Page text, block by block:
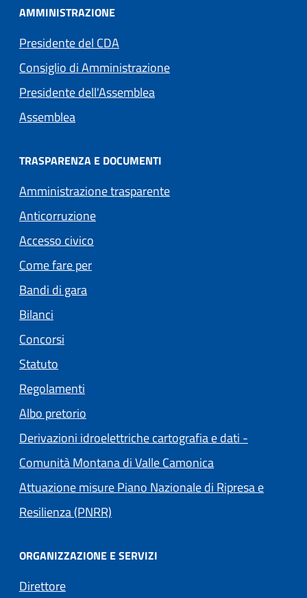
AMMINISTRAZIONE
Presidente del CDA
Consiglio di Amministrazione
Presidente dell'Assemblea
Assemblea
TRASPARENZA E DOCUMENTI
Amministrazione trasparente
Anticorruzione
Accesso civico
Come fare per
Bandi di gara
Bilanci
Concorsi
Statuto
Regolamenti
Albo pretorio
Derivazioni idroelettriche cartografia e dati -
Comunità Montana di Valle Camonica
Attuazione misure Piano Nazionale di Ripresa e
Resilienza (PNRR)
ORGANIZZAZIONE E SERVIZI
Direttore